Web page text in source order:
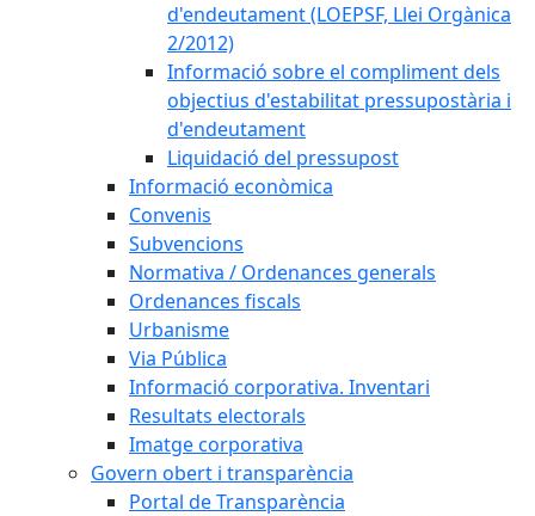
d'endeutament (LOEPSF, Llei Orgànica
2/2012)
Informació sobre el compliment dels
objectius d'estabilitat pressupostària i
d'endeutament
Liquidació del pressupost
Informació econòmica
Convenis
Subvencions
Normativa / Ordenances generals
Ordenances fiscals
Urbanisme
Via Pública
Informació corporativa. Inventari
Resultats electorals
Imatge corporativa
Govern obert i transparència
Portal de Transparència